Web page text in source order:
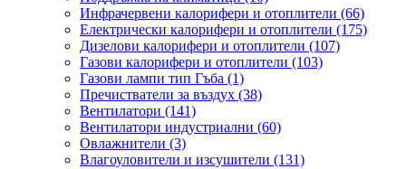
Инфрачервени калорифери и отоплители (66)
Електрически калорифери и отоплители (175)
Дизелови калорифери и отоплители (107)
Газови калорифери и отоплители (103)
Газови лампи тип Гъба (1)
Пречистватели за въздух (38)
Вентилатори (141)
Вентилатори индустриални (60)
Овлажнители (3)
Влагоуловители и изсушители (131)